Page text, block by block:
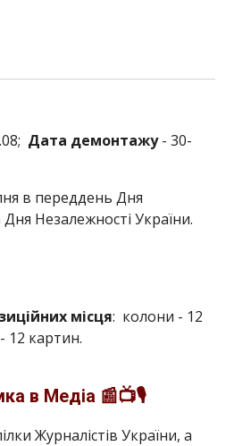
Дата демонтажу- 30-
в переддень Дня
Незалежності України.
місця: колони - 12
12 картин.
в Медіа 📰📺🎙
Журналістів України, а